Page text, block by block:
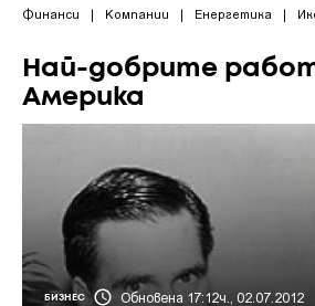
Финанси | Компании | Енергетика |
Най-добрите
Америка
БИЗНЕС Обновена 17:12ч., 02.07.2012